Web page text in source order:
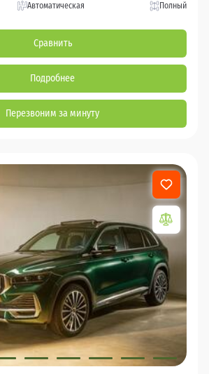
Автоматическая Полный
Сравнить
Подробнее
Перезвоним за минуту